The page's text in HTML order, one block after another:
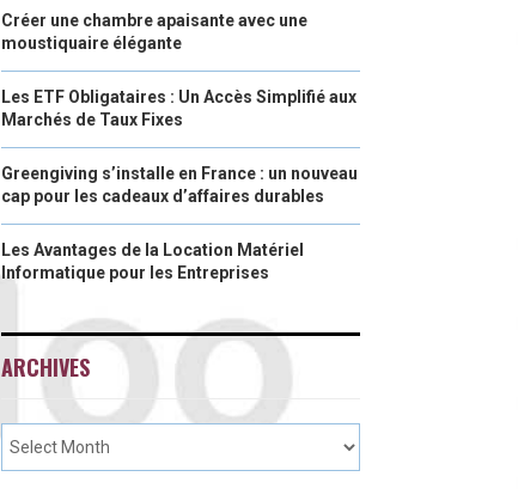
Créer une chambre apaisante avec une
moustiquaire élégante
Les ETF Obligataires : Un Accès Simplifié aux
Marchés de Taux Fixes
Greengiving s’installe en France : un nouveau
cap pour les cadeaux d’affaires durables
Les Avantages de la Location Matériel
Informatique pour les Entreprises
ARCHIVES